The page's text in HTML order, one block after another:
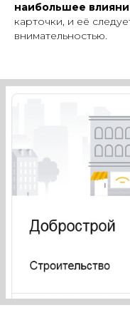
наибольшее
карточки, и её
внимательностью.